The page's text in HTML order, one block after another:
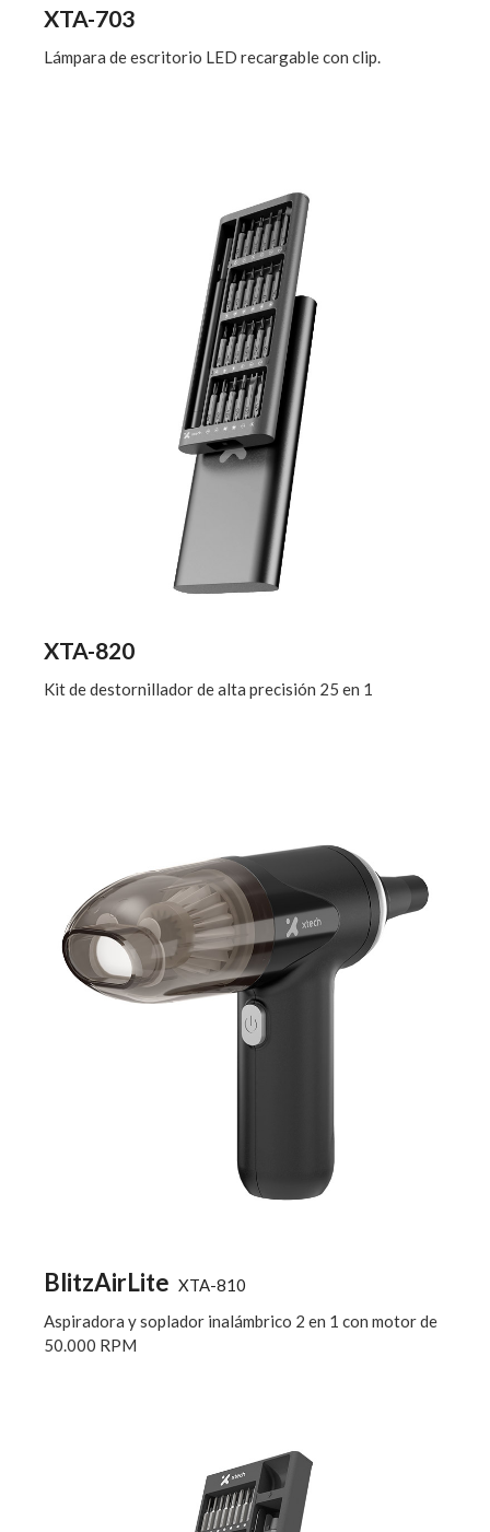
XTA-703
Lámpara de escritorio LED recargable con clip.
XTA-820
Kit de destornillador de alta precisión 25 en 1
BlitzAirLite XTA-810
Aspiradora y soplador inalámbrico 2 en 1 con motor de
50.000 RPM